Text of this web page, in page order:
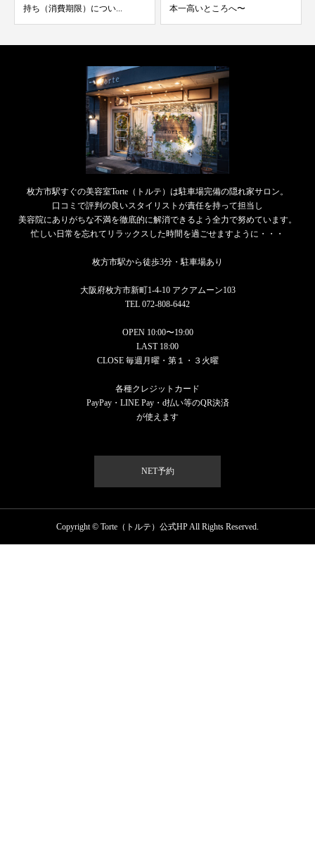
本一高いところへ〜
Torteの自信作、新...
枚方市駅すぐの美容室Torte（トルテ）は駐車場完備の隠れ家サロン。
口コミで評判の良いスタイリストが責任を持って担当し
美容院にありがちな不満を徹底的に解消できるよう全力で努めています。
忙しい日常を忘れてリラックスした時間を過ごせますように・・・
枚方市駅から徒歩3分・駐車場あり
大阪府枚方市新町1-4-10 アクアムーン103
TEL 072-808-6442
OPEN 10:00〜19:00
LAST 18:00
CLOSE 毎週月曜・第１・３火曜
各種クレジットカード
PayPay・LINE Pay・d払い等のQR決済
が使えます
NET予約
Copyright © Torte（トルテ）公式HP All Rights Reserved.